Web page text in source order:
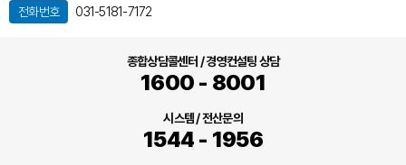
전화번호
031-5181-7172
종합상담콜센터 / 경영컨설팅 상담
1600 - 8001
시스템 / 전산문의
1544 - 1956